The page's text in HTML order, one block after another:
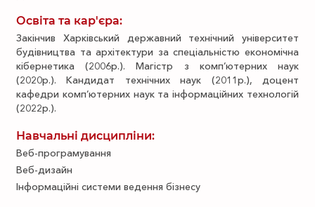
Освіта та кар'єра:
Закінчив Харківський державний технічний університет
будівництва та архітектури за спеціальністю економічна
кібернетика (2006р.). Магістр з комп’ютерних наук
(2020р.). Кандидат технічних наук (2011р.), доцент
кафедри комп’ютерних наук та інформаційних технологій
(2022р.).
Навчальні дисципліни:
Веб-програмування
Веб-дизайн
Інформаційні системи ведення бізнесу